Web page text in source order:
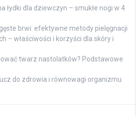
łydki dla dziewczyn – smukłe nogi w 4
brwi: efektywne metody pielęgnacji
– właściwości i korzyści dla skóry i
twarz nastolatków? Podstawowe
do zdrowia i równowagi organizmu